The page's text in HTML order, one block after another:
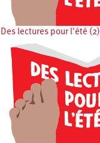
Des lectures pour l'été (2)